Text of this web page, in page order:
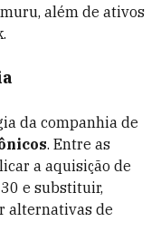
além de ativos
da companhia de
. Entre as
a aquisição de
e substituir,
alternativas de